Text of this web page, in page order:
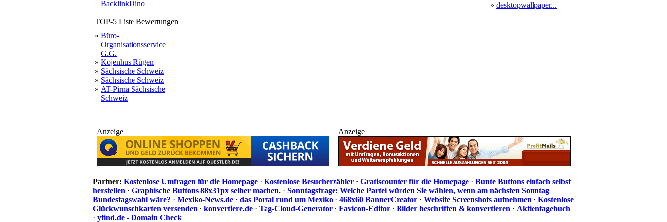
BacklinkDino
TOP-5 Liste Bewertungen
» Büro-
Organisationsservice
G.G.
» Kojenhus Rügen
» Sächsische Schweiz
» Sächsische Schweiz
» AT-Pirna Sächsische
Schweiz
» desktopwallpaper...
Anzeige Anzeige
Partner: Kostenlose Umfragen für die Homepage · Kostenlose Besucherzähler · Gratiscounter für die Homepage · Bunte Buttons einfach selbst
herstellen · Graphische Buttons 88x31px selber machen. · Sonntagsfrage: Welche Partei würden Sie wählen, wenn am nächsten Sonntag
Bundestagswahl wäre? · Mexiko-News.de · das Portal rund um Mexiko · 468x60 BannerCreator · Website Screenshots aufnehmen · Kostenlose
Glückwunschkarten versenden · konvertiere.de · Tag-Cloud-Generator · Favicon-Editor · Bilder beschriften & konvertieren · Aktientagebuch
· yfind.de - Domain Check